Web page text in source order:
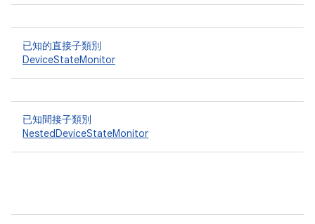
已知的直接子類別
DeviceStateMonitor
已知間接子類別
NestedDeviceStateMonitor